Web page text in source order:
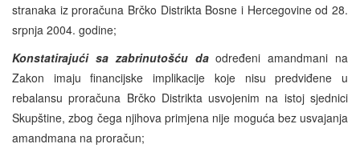
stranaka iz proračuna Brčko Distrikta Bosne i Hercegovine od 28.
srpnja 2004. godine;
Konstatirajući sa zabrinutošću daodređeni amandmani na
Zakon imaju financijske implikacije koje nisu predviđene u
rebalansu proračuna Brčko Distrikta usvojenim na istoj sjednici
Skupštine, zbog čega njihova primjena nije moguća bez usvajanja
amandmana na proračun;